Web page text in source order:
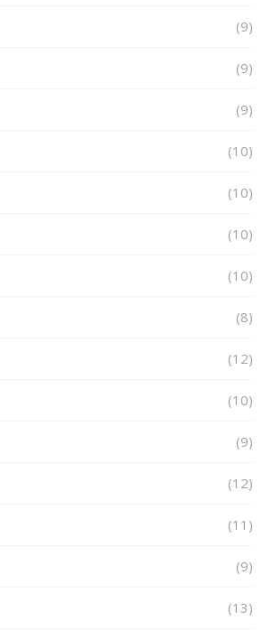
(9)
(9)
(9)
(10)
(10)
(10)
(10)
(8)
(12)
(10)
(9)
(12)
(11)
(9)
(13)